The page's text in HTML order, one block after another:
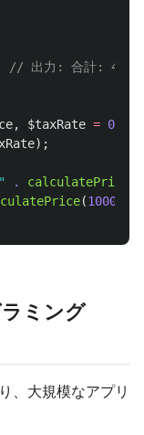
// 出力: 合計: 40
, $taxRate = 0.10
);
. calculatePrice
(1000
ミング
、大規模なアプリ